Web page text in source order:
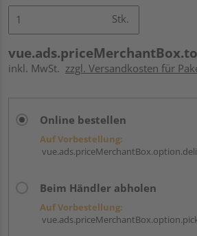
Stk.
inkl. MwSt. zzgl. Versandkosten für
Online bestellen
Auf Vorbestellung:
Beim Händler abholen
Auf Vorbestellung: